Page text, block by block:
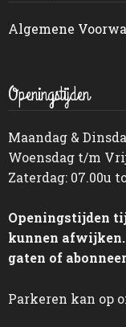
Algemene
Openingstijden
Maandag &
Woensdag t/m
Zaterdag: 07.00u
Openingstijden
kunnen
gaten of
Parkeren kan op